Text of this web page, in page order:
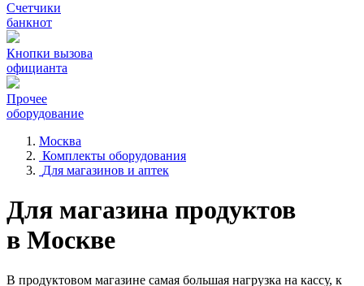
Счетчики
банкнот
Кнопки вызова
официанта
Прочее
оборудование
Москва
Комплекты оборудования
Для магазинов и аптек
Для магазина продуктов
в Москве
В продуктовом магазине самая большая нагрузка на кассу, к